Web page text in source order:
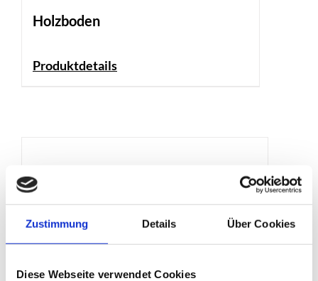
Zustimmung Details Über Cookies
Diese Webseite verwendet Cookies
Holzboden
Produktdetails